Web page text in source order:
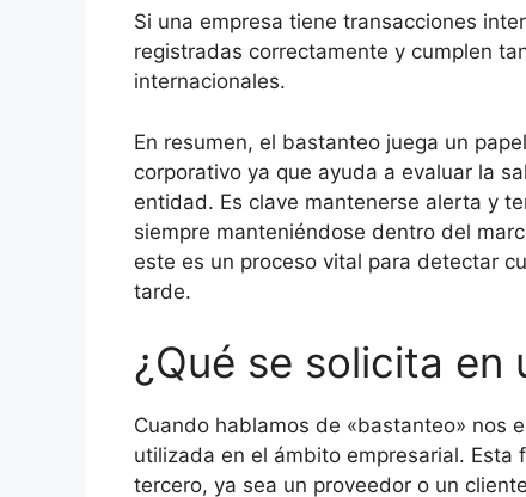
Si una empresa tiene transacciones
registradas correctamente y cumplen
internacionales.
En resumen, el bastanteo juega un
corporativo ya que ayuda a evaluar la
entidad. Es clave mantenerse alerta y
siempre manteniéndose dentro del
este es un proceso vital para detectar
tarde.
¿Qué se solicita en
Cuando hablamos de «bastanteo» nos
utilizada en el ámbito empresarial. Esta
tercero, ya sea un proveedor o un